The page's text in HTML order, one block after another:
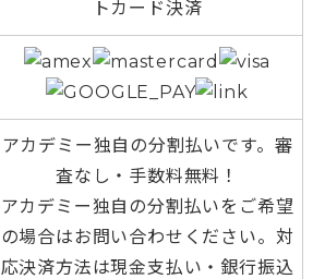
トカード決済
アカデミー独自の分割払いです。審
査なし・手数料無料！
アカデミー独自の分割払いをご希望
の場合はお問い合わせください。対
応決済方法は現金支払い・銀行振込